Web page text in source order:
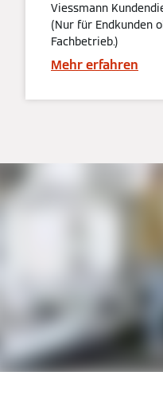
Viessmann
(Nur für Endkunden
Fachbetrieb.)
Mehr erfahren